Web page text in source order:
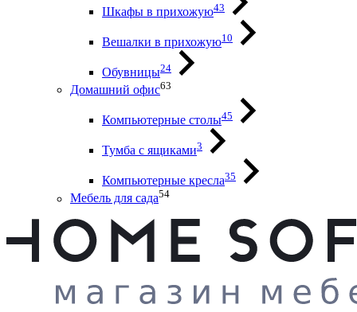
Шкафы в прихожую43
Вешалки в прихожую10
Обувницы24
Домашний офис63
Компьютерные столы45
Тумба с ящиками3
Компьютерные кресла35
Мебель для сада54